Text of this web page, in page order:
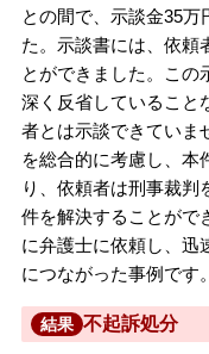
との間で、示談金35
た。示談書には、依頼
とができました。この
深く反省していること
者とは示談できていま
を総合的に考慮し、本
り、依頼者は刑事裁判
件を解決することがで
に弁護士に依頼し、迅
につながった事例です。
結果 不起訴処分